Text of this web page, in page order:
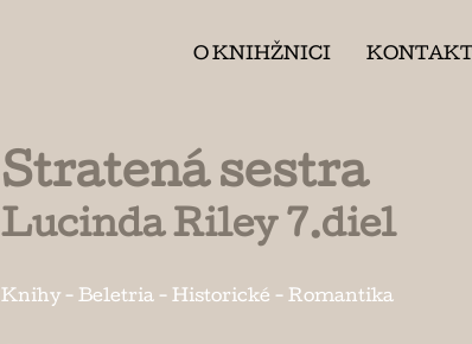
O KNIHŽNICI KONTAKT
Stratená sestra
Lucinda Riley 7.diel
Knihy - Beletria - Historické - Romantika